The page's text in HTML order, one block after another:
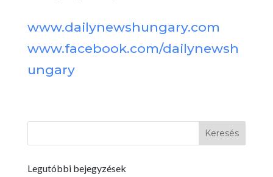
www.dailynewshungary.com
www.facebook.com/dailynewsh
ungary
Legutóbbi bejegyzések